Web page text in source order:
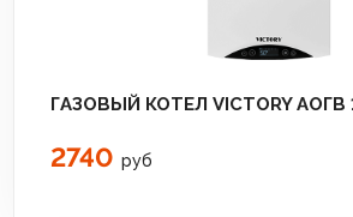
ГАЗОВЫЙ КОТЕЛ VICTORY АОГВ
2740 руб